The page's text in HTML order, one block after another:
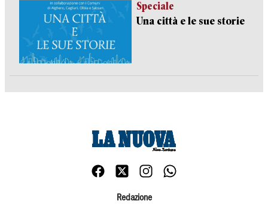
Speciale
Una città e le sue storie
Redazione